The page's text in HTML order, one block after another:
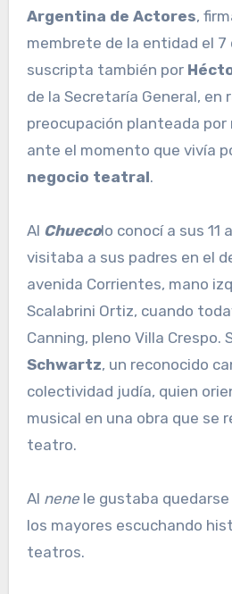
Argentina de Actores,
membrete de la entidad el 7
suscripta también por
de la Secretaría General, en
preocupación planteada por
ante el momento que vivía
negocio teatral.
Al Chuecolo conocí a sus 11
visitaba a sus padres en el
avenida Corrientes, mano
Scalabrini Ortiz, cuando
Canning, pleno Villa Crespo.
Schwartz, un reconocido
colectividad judía, quien
musical en una obra que se
teatro.
Al nenele gustaba quedarse
los mayores escuchando
teatros.